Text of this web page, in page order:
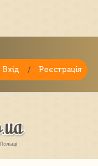
Вхід / Реєстрація